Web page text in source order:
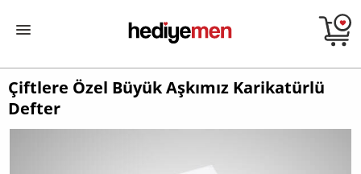
Çiftlere Özel Büyük Aşkımız Karikatürlü
Defter